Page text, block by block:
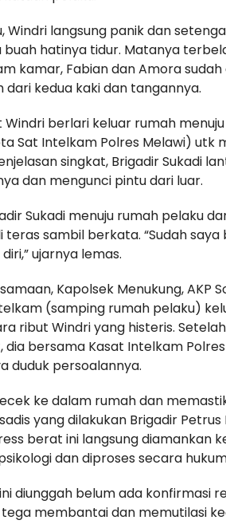
Windri langsung panik dan
hatinya tidur. Matanya
kamar, Fabian dan Amora
dari kedua kaki dan tangannya.
berlari keluar rumah
Sat Intelkam Polres Melawi) utk
singkat, Brigadir Sukadi
dan mengunci pintu dari luar.
Sukadi menuju rumah pelaku
teras sambil berkata. “Sudah saya
ujarnya lemas.
Kapolsek Menukung, AKP
(samping rumah pelaku)
ribut Windri yang histeris.
dia bersama Kasat Intelkam
duduk persoalannya.
ke dalam rumah dan
yang dilakukan Brigadir
berat ini langsung diamankan
dan diproses secara
diunggah belum ada konfirmasi
membantai dan memutilasi